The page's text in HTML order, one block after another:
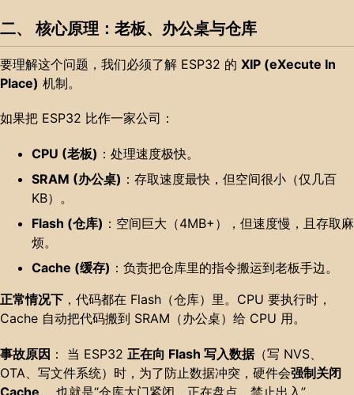
二、 核心原理：老板、办公桌与仓库
要理解这个问题，我们必须了解 ESP32 的 XIP (eXecute In
Place) 机制。
如果把 ESP32 比作一家公司：
CPU (老板) ：处理速度极快。
SRAM (办公桌) ：存取速度最快，但空间很小（仅几百
KB）。
Flash (仓库) ：空间巨大（4MB+），但速度慢，且存取麻
烦。
Cache (缓存) ：负责把仓库里的指令搬运到老板手边。
正常情况下 ，代码都在 Flash（仓库）里。CPU 要执行时，
Cache 自动把代码搬到 SRAM（办公桌）给 CPU 用。
事故原因 ： 当 ESP32 正在向 Flash 写入数据（写 NVS、
OTA、写文件系统）时，为了防止数据冲突，硬件会强制关闭
Cache。 也就是“仓库大门紧闭，正在盘点，禁止出入”。